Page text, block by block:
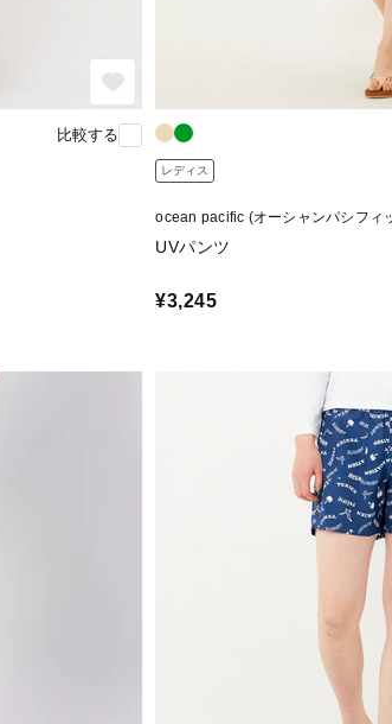
比較する
レディス
ocean pacific (オーシャンパシフィ
UVパンツ
¥3,245